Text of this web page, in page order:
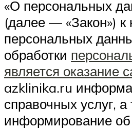
«О персональных
(далее — «Закон») к
персональных
обработки
является оказание
azklinika.ru
справочных услуг, а
информирование